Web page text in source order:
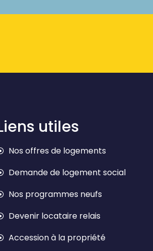
utiles
Nos offres de logements
Demande de logement social
Nos programmes neufs
Devenir locataire relais
Accession à la propriété